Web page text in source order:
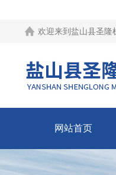
欢迎来到 盐山县圣隆
网站首页